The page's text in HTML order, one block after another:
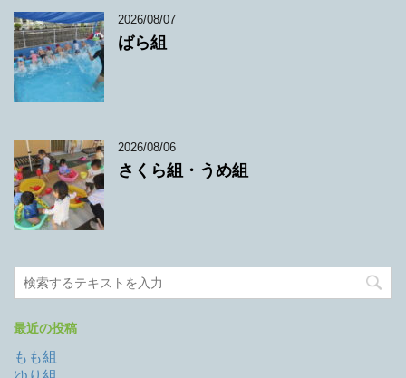
2026/08/07
ばら組
2026/08/06
さくら組・うめ組
最近の投稿
もも組